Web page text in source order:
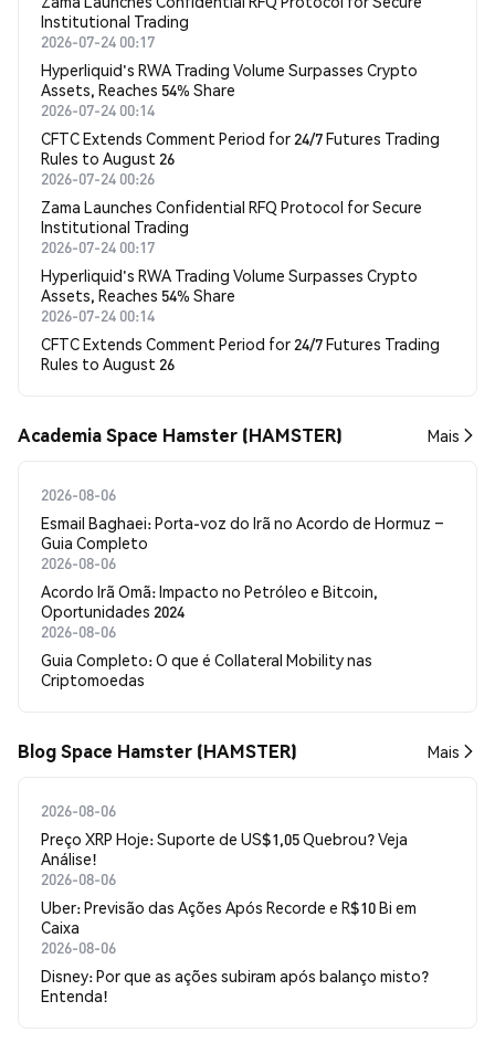
Institutional Trading
2026-07-24 00:17
Hyperliquid's RWA Trading Volume Surpasses Crypto
Assets, Reaches 54% Share
2026-07-24 00:14
CFTC Extends Comment Period for 24/7 Futures Trading
Rules to August 26
2026-07-24 00:26
Zama Launches Confidential RFQ Protocol for Secure
Institutional Trading
2026-07-24 00:17
Hyperliquid's RWA Trading Volume Surpasses Crypto
Assets, Reaches 54% Share
2026-07-24 00:14
CFTC Extends Comment Period for 24/7 Futures Trading
Rules to August 26
Academia Space Hamster (HAMSTER) Mais
2026-08-06
Esmail Baghaei: Porta-voz do Irã no Acordo de Hormuz –
Guia Completo
2026-08-06
Acordo Irã Omã: Impacto no Petróleo e Bitcoin,
Oportunidades 2024
2026-08-06
Guia Completo: O que é Collateral Mobility nas
Criptomoedas
Blog Space Hamster (HAMSTER) Mais
2026-08-06
Preço XRP Hoje: Suporte de US$1,05 Quebrou? Veja
Análise!
2026-08-06
Uber: Previsão das Ações Após Recorde e R$10 Bi em
Caixa
2026-08-06
Disney: Por que as ações subiram após balanço misto?
Entenda!